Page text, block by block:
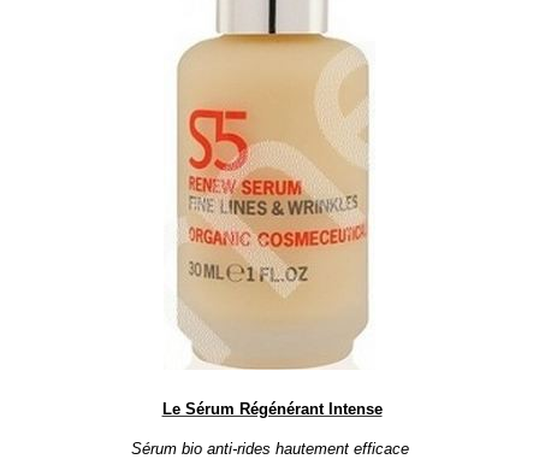
Le Sérum Régénérant Intense
Sérum bio anti-rides hautement efficace